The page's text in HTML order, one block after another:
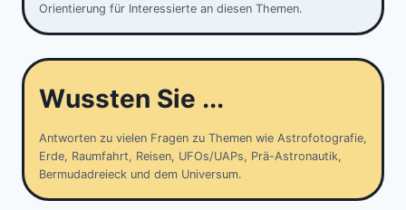
Orientierung für Interessierte an diesen Themen.
Wussten Sie ...
Antworten zu vielen Fragen zu Themen wie Astrofotografie,
Erde, Raumfahrt, Reisen, UFOs/UAPs, Prä-Astronautik,
Bermudadreieck und dem Universum.